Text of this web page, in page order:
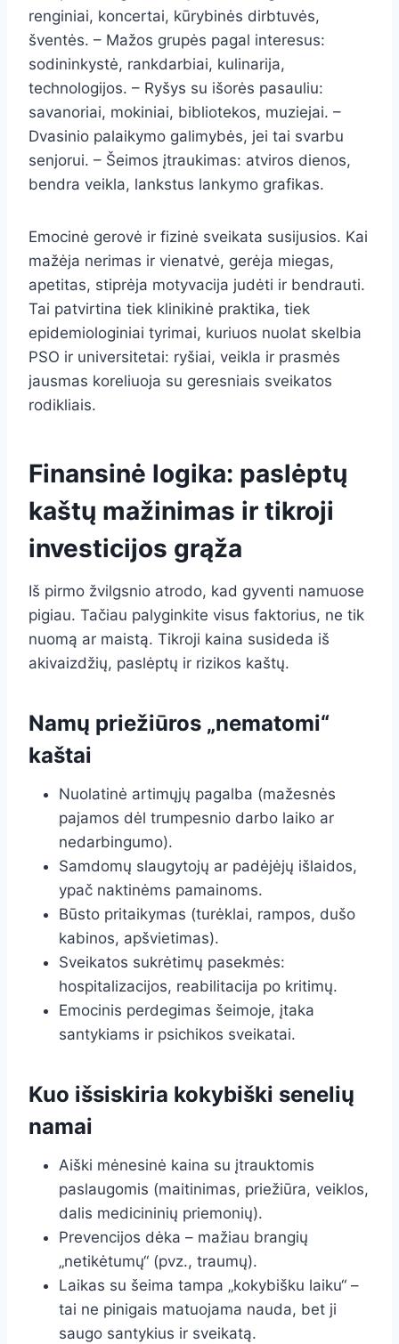
renginiai, koncertai, kūrybinės dirbtuvės,
šventės. – Mažos grupės pagal interesus:
sodininkystė, rankdarbiai, kulinarija,
technologijos. – Ryšys su išorės pasauliu:
savanoriai, mokiniai, bibliotekos, muziejai. –
Dvasinio palaikymo galimybės, jei tai svarbu
senjorui. – Šeimos įtraukimas: atviros dienos,
bendra veikla, lankstus lankymo grafikas.
Emocinė gerovė ir fizinė sveikata susijusios. Kai
mažėja nerimas ir vienatvė, gerėja miegas,
apetitas, stiprėja motyvacija judėti ir bendrauti.
Tai patvirtina tiek klinikinė praktika, tiek
epidemiologiniai tyrimai, kuriuos nuolat skelbia
PSO ir universitetai: ryšiai, veikla ir prasmės
jausmas koreliuoja su geresniais sveikatos
rodikliais.
Finansinė logika: paslėptų
kaštų mažinimas ir tikroji
investicijos grąža
Iš pirmo žvilgsnio atrodo, kad gyventi namuose
pigiau. Tačiau palyginkite visus faktorius, ne tik
nuomą ar maistą. Tikroji kaina susideda iš
akivaizdžių, paslėptų ir rizikos kaštų.
Namų priežiūros „nematomi“
kaštai
Nuolatinė artimųjų pagalba (mažesnės
pajamos dėl trumpesnio darbo laiko ar
nedarbingumo).
Samdomų slaugytojų ar padėjėjų išlaidos,
ypač naktinėms pamainoms.
Būsto pritaikymas (turėklai, rampos, dušo
kabinos, apšvietimas).
Sveikatos sukrėtimų pasekmės:
hospitalizacijos, reabilitacija po kritimų.
Emocinis perdegimas šeimoje, įtaka
santykiams ir psichikos sveikatai.
Kuo išsiskiria kokybiški senelių
namai
Aiški mėnesinė kaina su įtrauktomis
paslaugomis (maitinimas, priežiūra, veiklos,
dalis medicininių priemonių).
Prevencijos dėka – mažiau brangių
„netikėtumų“ (pvz., traumų).
Laikas su šeima tampa „kokybišku laiku“ –
tai ne pinigais matuojama nauda, bet ji
saugo santykius ir sveikatą.